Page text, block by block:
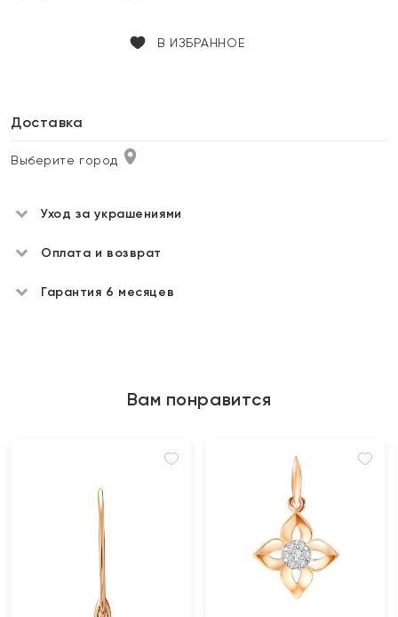
В ИЗБРАННОЕ
Доставка
Выберите город
Уход за украшениями
Оплата и возврат
Гарантия 6 месяцев
Вам понравится